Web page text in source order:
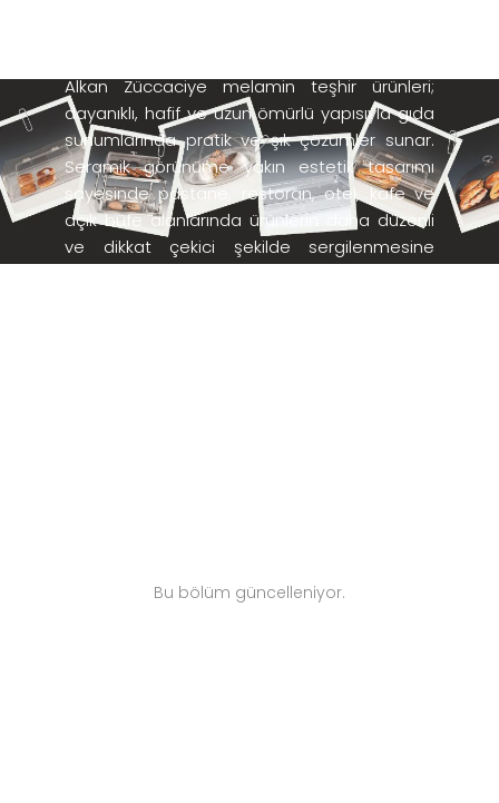
Alkan Züccaciye melamin teşhir ürünleri;
dayanıklı, hafif ve uzun ömürlü yapısıyla gıda
sunumlarında pratik ve şık çözümler sunar.
Seramik görünüme yakın estetik tasarımı
sayesinde pastane, restoran, otel, kafe ve
açık büfe alanlarında ürünlerin daha düzenli
ve dikkat çekici şekilde sergilenmesine
Bu bölüm güncelleniyor.